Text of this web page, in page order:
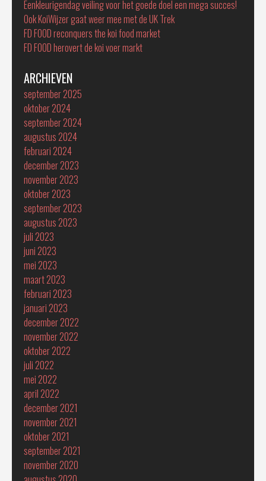
Eenkleurigendag veiling voor het goede doel een mega succes!
Ook KoiWijzer gaat weer mee met de UK Trek
FD FOOD reconquers the koi food market
FD FOOD herovert de koi voer markt
ARCHIEVEN
september 2025
oktober 2024
september 2024
augustus 2024
februari 2024
december 2023
november 2023
oktober 2023
september 2023
augustus 2023
juli 2023
juni 2023
mei 2023
maart 2023
februari 2023
januari 2023
december 2022
november 2022
oktober 2022
juli 2022
mei 2022
april 2022
december 2021
november 2021
oktober 2021
september 2021
november 2020